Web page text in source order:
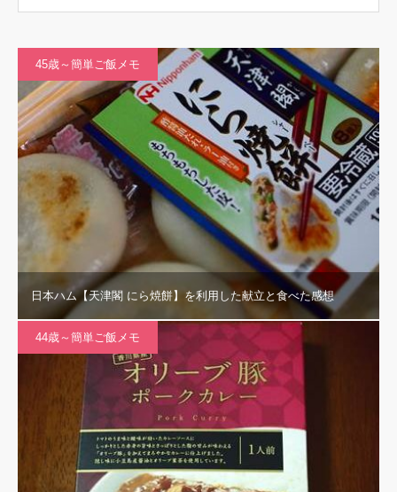
45歳～簡単ご飯メモ
日本ハム【天津閣 にら焼餅】を利用した献立と食べた感想
44歳～簡単ご飯メモ